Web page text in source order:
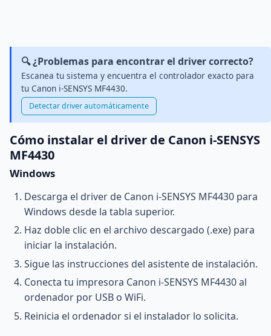
🔍 ¿Problemas para encontrar el driver correcto?
Escanea tu sistema y encuentra el controlador exacto para
tu Canon i-SENSYS MF4430.
Detectar driver automáticamente
Cómo instalar el driver de Canon i-SENSYS
MF4430
Windows
Descarga el driver de Canon i-SENSYS MF4430 para
Windows desde la tabla superior.
Haz doble clic en el archivo descargado (.exe) para
iniciar la instalación.
Sigue las instrucciones del asistente de instalación.
Conecta tu impresora Canon i-SENSYS MF4430 al
ordenador por USB o WiFi.
Reinicia el ordenador si el instalador lo solicita.